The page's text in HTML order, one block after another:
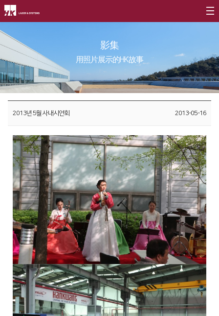
CEO
公司简介
公司沿革
CI介绍
企业精神
核心价值
长远规划
分公司介绍∨
全球网络
国内分公司
海外办事处
产品介绍
光纤∨
FL3015 Fiber
PS Series Fiber
二氧化碳∨
FL3015 二氧化碳
PS series 二氧化碳
PL3015 二氧化碳
割管专用机
折弯机
去毛刺机
特殊用途∨
焊接机
混合加工机
客户支援
资源
社会贡献
社会贡献活动
活动评论
影集
用照片展示的HK故事
2013년 5월 사내시연회 2013-05-16